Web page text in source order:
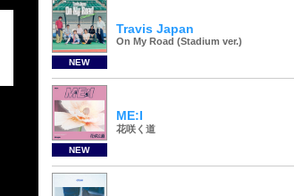
NEW
Travis Japan
On My Road (Stadium ver.)
NEW
ME:I
花咲く道